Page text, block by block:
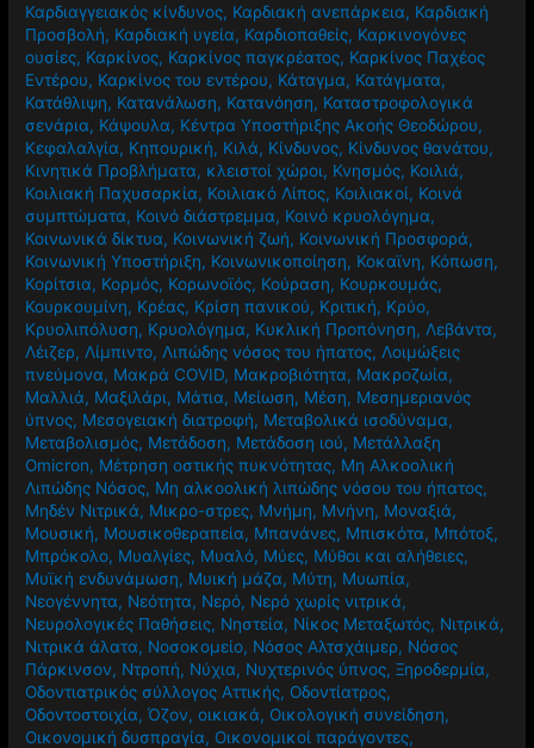
Καρδιαγγειακός κίνδυνος, Καρδιακή ανεπάρκεια, Καρδιακή
Προσβολή, Καρδιακή υγεία, Καρδιοπαθείς, Καρκινογόνες
ουσίες, Καρκίνος, Καρκίνος παγκρέατος, Καρκίνος Παχέος
Εντέρου, Καρκίνος του εντέρου, Κάταγμα, Κατάγματα,
Κατάθλιψη, Κατανάλωση, Κατανόηση, Καταστροφολογικά
σενάρια, Κάψουλα, Κέντρα Υποστήριξης Ακοής Θεοδώρου,
Κεφαλαλγία, Κηπουρική, Κιλά, Κίνδυνος, Κίνδυνος θανάτου,
Κινητικά Προβλήματα, κλειστοί χώροι, Κνησμός, Κοιλιά,
Κοιλιακή Παχυσαρκία, Κοιλιακό Λίπος, Κοιλιακοί, Κοινά
συμπτώματα, Κοινό διάστρεμμα, Κοινό κρυολόγημα,
Κοινωνικά δίκτυα, Κοινωνική ζωή, Κοινωνική Προσφορά,
Κοινωνική Υποστήριξη, Κοινωνικοποίηση, Κοκαϊνη, Κόπωση,
Κορίτσια, Κορμός, Κορωνοϊός, Κούραση, Κουρκουμάς,
Κουρκουμίνη, Κρέας, Κρίση πανικού, Κριτική, Κρύο,
Κρυολιπόλυση, Κρυολόγημα, Κυκλική Προπόνηση, Λεβάντα,
Λέιζερ, Λίμπιντο, Λιπώδης νόσος του ήπατος, Λοιμώξεις
πνεύμονα, Μακρά COVID, Μακροβιότητα, Μακροζωία,
Μαλλιά, Μαξιλάρι, Μάτια, Μείωση, Μέση, Μεσημεριανός
ύπνος, Μεσογειακή διατροφή, Μεταβολικά ισοδύναμα,
Μεταβολισμός, Μετάδοση, Μετάδοση ιού, Μετάλλαξη
Omicron, Μέτρηση οστικής πυκνότητας, Μη Αλκοολική
Λιπώδης Νόσος, Μη αλκοολική λιπώδης νόσου του ήπατος,
Μηδέν Νιτρικά, Μικρο-στρες, Μνήμη, Μνήνη, Μοναξιά,
Μουσική, Μουσικοθεραπεία, Μπανάνες, Μπισκότα, Μπότοξ,
Μπρόκολο, Μυαλγίες, Μυαλό, Μύες, Μύθοι και αλήθειες,
Μυϊκή ενδυνάμωση, Μυική μάζα, Μύτη, Μυωπία,
Νεογέννητα, Νεότητα, Νερό, Νερό χωρίς νιτρικά,
Νευρολογικές Παθήσεις, Νηστεία, Νίκος Μεταξωτός, Νιτρικά,
Νιτρικά άλατα, Νοσοκομείο, Νόσος Αλτσχάιμερ, Νόσος
Πάρκινσον, Ντροπή, Νύχια, Νυχτερινός ύπνος,Ξηροδερμία,
Οδοντιατρικός σύλλογος Αττικής, Οδοντίατρος,
Οδοντοστοιχία,Όζον,οικιακά, Οικολογική συνείδηση,
Οικονομική δυσπραγία, Οικονομικοί παράγοντες,